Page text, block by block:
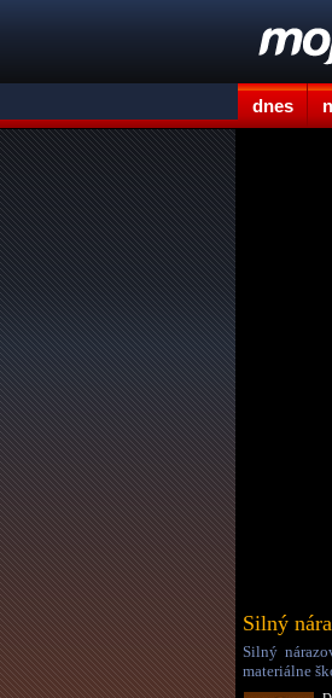
dnes
Silný
Silný
materiálne